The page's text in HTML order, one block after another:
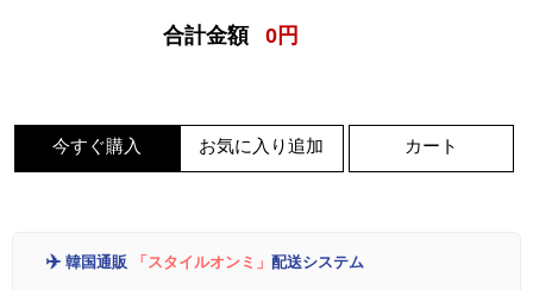
合計金額 0 円
今すぐ購入 お気に入り追加 カート
✈️ 韓国通販 「スタイルオンミ」 配送システム